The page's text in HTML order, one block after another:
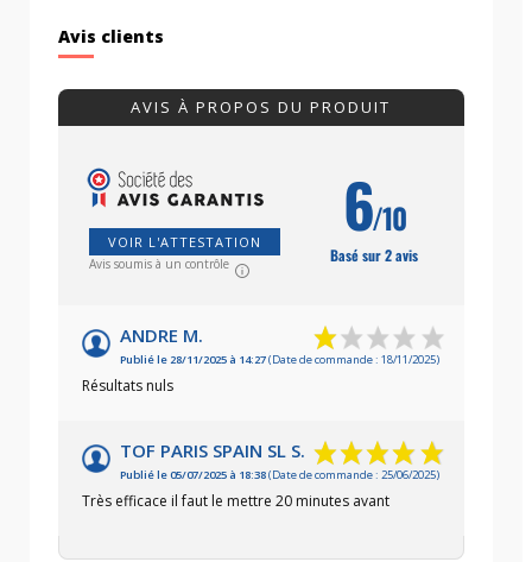
Avis clients
AVIS À PROPOS DU PRODUIT
VOIR L'ATTESTATION
Avis soumis à un contrôle
6/10
Basé sur 2 avis
ANDRE M.
Publié le 28/11/2025 à 14:27(Date de commande : 18/11/2025)
Résultats nuls
TOF PARIS SPAIN SL S.
Publié le 05/07/2025 à 18:38(Date de commande : 25/06/2025)
Très efficace il faut le mettre 20 minutes avant